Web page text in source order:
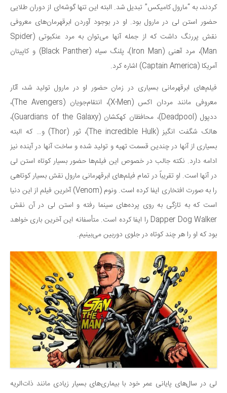
تاریخ
معماری
علمی
فناوری‌ها
زمین و محیط زیست
خودرو
سرگرمی
دانستنی‌ها
بازی
طنز
فال
مسابقه
اخبار
کردند، به “مارول کامیکس” تبدیل شد. البته این تنها گوشه‌ای از دوران طلایی
حضور استن لی در مارول بود. او در بوجود آوردن ابرقهرمان‌های معروفی
نقش پررنگ داشت که از جمله آنها می‌توان به مرد عنکبوتی (Spider
Man)، مرد آهنی (Iron Man)، پلنگ سیاه (Black Panther) و کاپیتان
آمریکا (Captain America) اشاره کرد.
فیلم‌های ابرقهرمانی بسیاری در زمان حضور او در مارول تولید شد، آثار
معروفی مانند مردان اکس (X-Men)، انتقام‌جویان (The Avengers)،
ددپول (Deadpool)، محافظان کهکشان (Guardians of the Galaxy)،
هالک شگفت انگیز (The incredible Hulk)، ثور (Thor) و… که البته
بسیاری از آنها در چندین قسمت تهیه و تولید شده و ساخت آنها در آینده نیز
ادامه دارد. نکته جالب در خصوص این فیلم‌ها حضور بسیار کوتاه استن لی
در آنها است. او تقریباً در تمام فیلم‌های ابرقهرمانی مارول نقش بسیار کوتاهی
را به صورت افتخاری ایفا کرده است. ونوم (Venom) آخرین فیلم از این دنیا
است که به تازگی به روی پرده‌های سینما رفته و استن لی در آن نقش
Dapper Dog Walker را ایفا کرده است. متأسفانه این آخرین باری خواهد
بود که او را هر چند کوتاه در جلوی دوربین می‌بینیم.
لی در سال‌های پایانی عمر خود با بیماری‌های بسیار زیادی مانند ذات‌الریه